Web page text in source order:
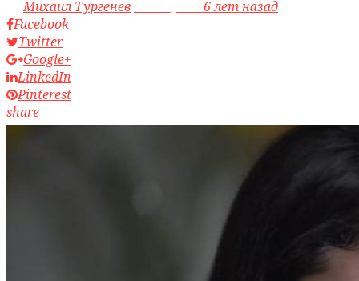
byМихаил Тургенев
6 лет назад
Facebook
Twitter
Google+
LinkedIn
Pinterest
share